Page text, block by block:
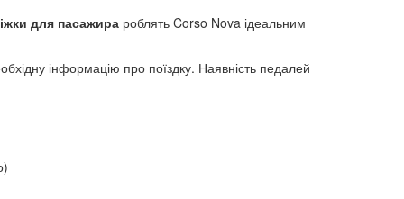
для пасажирароблять Corso Nova ідеальним
інформацію про поїздку. Наявність педалей